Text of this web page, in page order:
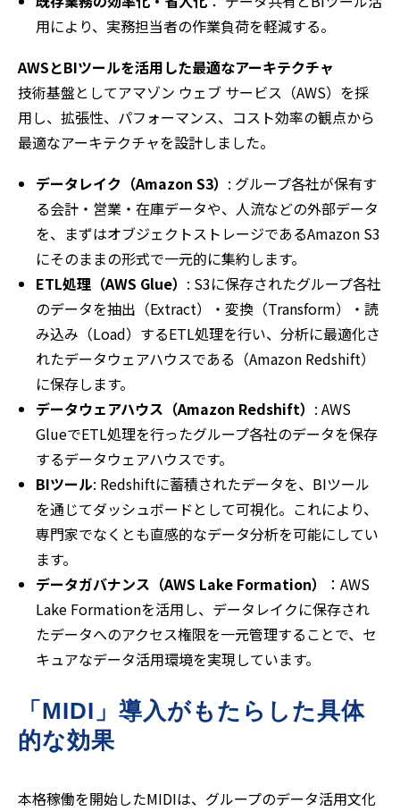
用により、実務担当者の作業負荷を軽減する。
AWSとBIツールを活用した最適なアーキテクチャ
技術基盤としてアマゾン ウェブ サービス（AWS）を採
用し、拡張性、パフォーマンス、コスト効率の観点から
最適なアーキテクチャを設計しました。
データレイク（Amazon S3） : グループ各社が保有す
る会計・営業・在庫データや、人流などの外部データ
を、まずはオブジェクトストレージであるAmazon S3
にそのままの形式で一元的に集約します。
ETL処理（AWS Glue） : S3に保存されたグループ各社
のデータを抽出（Extract）・変換（Transform）・読
み込み（Load）するETL処理を行い、分析に最適化さ
れたデータウェアハウスである（Amazon Redshift）
に保存します。
データウェアハウス（Amazon Redshift） : AWS
GlueでETL処理を行ったグループ各社のデータを保存
するデータウェアハウスです。
BIツール: Redshiftに蓄積されたデータを、BIツール
を通じてダッシュボードとして可視化。これにより、
専門家でなくとも直感的なデータ分析を可能にしてい
ます。
データガバナンス（AWS Lake Formation）
：AWS
Lake Formationを活用し、データレイクに保存され
たデータへのアクセス権限を一元管理することで、セ
キュアなデータ活用環境を実現しています。
「MIDI」導入がもたらした具体
的な効果
本格稼働を開始したMIDIは、グループのデータ活用文化